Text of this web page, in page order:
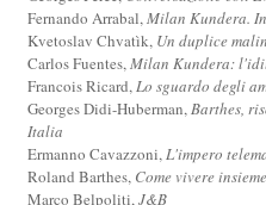
Fernando Arrabal,Milan Kundera.
Kvetoslav Chvatìk, Un duplice
Carlos Fuentes,Milan Kundera:
Francois Ricard,Lo sguardo degli
Georges Didi-Huberman,Barthes,
Italia
Ermanno Cavazzoni,L'impero
Roland Barthes, Come vivere insieme
Marco Belpoliti,J&B